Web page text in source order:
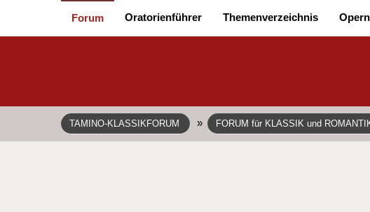
Forum Oratorienführer Themenverzeichnis
TAMINO-KLASSIKFORUM » FORUM für KLASSIK und